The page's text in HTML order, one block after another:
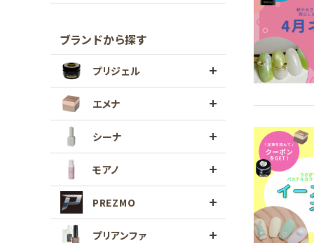
ブランドから探す
プリジェル
エメナ
シーナ
モアノ
PREZMO
プリアンファ